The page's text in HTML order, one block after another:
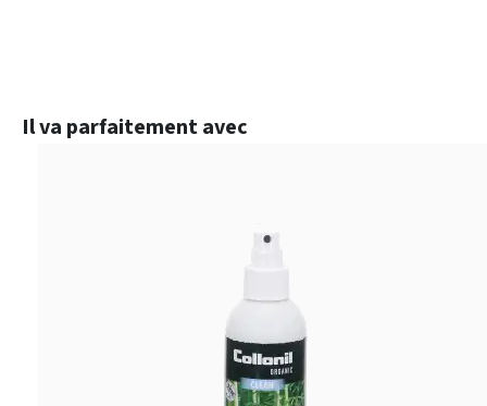
Ignorer la galerie de produits
Il va parfaitement avec